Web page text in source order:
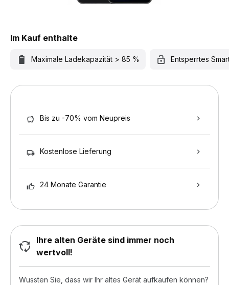
Im Kauf enthalte
Maximale Ladekapazität > 85 % Entsperrtes
Bis zu -70% vom Neupreis
Kostenlose Lieferung
24 Monate Garantie
Ihre alten Geräte sind immer noch
wertvoll!
Wussten Sie, dass wir Ihr altes Gerät aufkaufen können?